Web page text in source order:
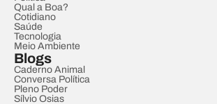
Qual a Boa?
Cotidiano
Saúde
Tecnologia
Meio Ambiente
Blogs
Caderno Animal
Conversa Política
Pleno Poder
Sílvio Osias